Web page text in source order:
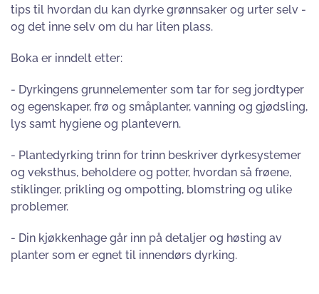
tips til hvordan du kan dyrke grønnsaker og urter selv -
og det inne selv om du har liten plass.
Boka er inndelt etter:
- Dyrkingens grunnelementer som tar for seg jordtyper
og egenskaper, frø og småplanter, vanning og gjødsling,
lys samt hygiene og plantevern.
- Plantedyrking trinn for trinn beskriver dyrkesystemer
og veksthus, beholdere og potter, hvordan så frøene,
stiklinger, prikling og ompotting, blomstring og ulike
problemer.
- Din kjøkkenhage går inn på detaljer og høsting av
planter som er egnet til innendørs dyrking.